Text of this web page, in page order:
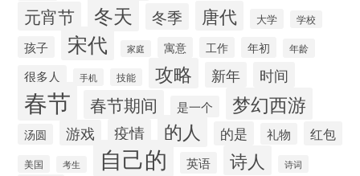
元宵节 冬天 冬季 唐代 大学 学校
孩子 宋代 家庭 寓意 工作 年初 年龄
很多人 手机 技能 攻略 新年 时间
春节 春节期间 是一个 梦幻西游
汤圆 游戏 疫情 的人 的是 礼物 红包
美国 考生 自己的 英语 诗人 诗词